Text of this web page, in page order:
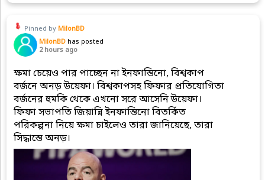
Pinned by MilonBD
MilonBD has posted
2 hours ago
ক্ষমা চেয়েও পার পাচ্ছেন না ইনফান্তিনো, বিশ্বকাপ
বর্জনে অনড় উয়েফা। বিশ্বকাপসহ ফিফার প্রতিযোগিতা
বর্জনের হুমকি থেকে এখনো সরে আসেনি উয়েফা।
ফিফা সভাপতি জিয়ান্নি ইনফান্তিনো বিতর্কিত
পরিকল্পনা নিয়ে ক্ষমা চাইলেও তারা জানিয়েছে, তারা
সিদ্ধান্তে অনড়।